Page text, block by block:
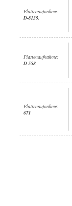
Plattenaufnahme:
D-8135.
Plattenaufnahme:
D 558
Plattenaufnahme:
671